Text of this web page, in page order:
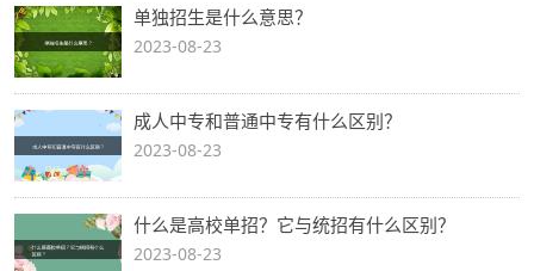
单独招生是什么意思？
2023-08-23
成人中专和普通中专有什么区别？
2023-08-23
什么是高校单招？它与统招有什么区别？
2023-08-23